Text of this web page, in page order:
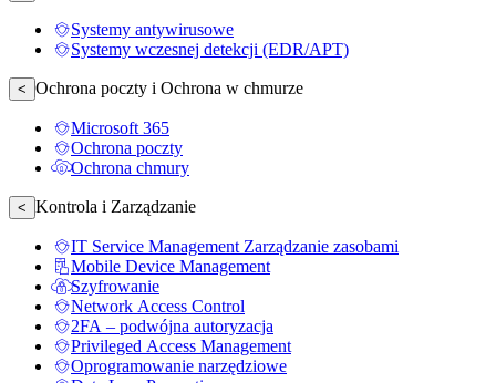
Systemy antywirusowe
Systemy wczesnej detekcji (EDR/APT)
< Ochrona poczty i Ochrona w chmurze
Microsoft 365
Ochrona poczty
Ochrona chmury
< Kontrola i Zarządzanie
IT Service Management Zarządzanie zasobami
Mobile Device Management
Szyfrowanie
Network Access Control
2FA – podwójna autoryzacja
Privileged Access Management
Oprogramowanie narzędziowe